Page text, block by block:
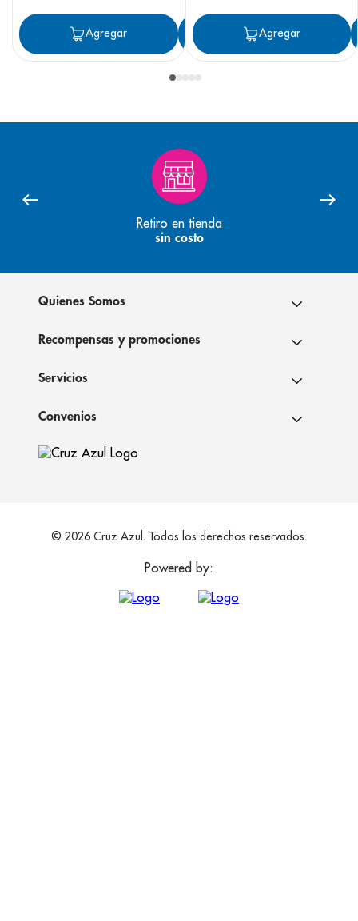
Agregar Agregar
Agregar
Retiro en tienda
sin costo
Quienes Somos
Recompensas y promociones
Servicios
Convenios
© 2026 Cruz Azul. Todos los derechos reservados.
Powered by: